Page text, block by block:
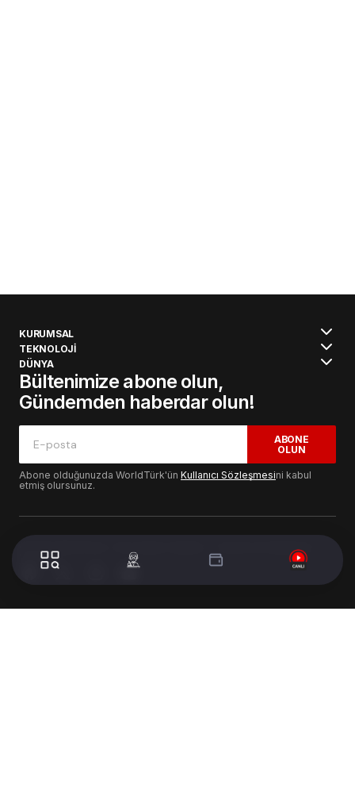
KURUMSAL
TEKNOLOJİ
DÜNYA
Bültenimize abone olun,
Gündemden haberdar olun!
ABONE
OLUN
Abone olduğunuzda WorldTürk'ün Kullanıcı Sözleşmesini kabul
etmiş olursunuz.
© 2024 WorldTurk. Tüm Hakları Saklıdır. - Tasarım & Geliştirme :
Volion's